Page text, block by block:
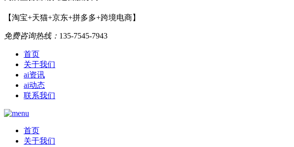
【淘宝+天猫+京东+拼多多+跨境电商】
免费咨询热线： 135-7545-7943
首页
关于我们
ai资讯
ai动态
联系我们
首页
关于我们